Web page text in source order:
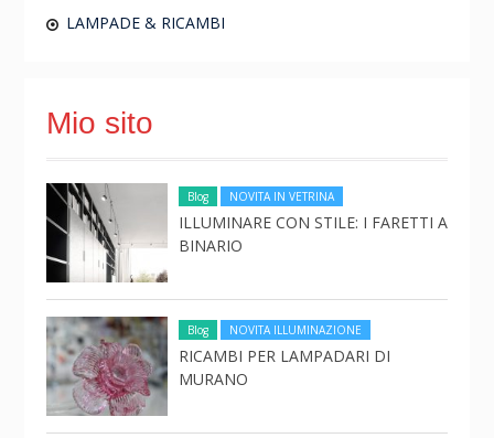
LAMPADE & RICAMBI
Mio sito
Blog NOVITA IN VETRINA
ILLUMINARE CON STILE: I FARETTI A
BINARIO
Blog NOVITA ILLUMINAZIONE
RICAMBI PER LAMPADARI DI
MURANO